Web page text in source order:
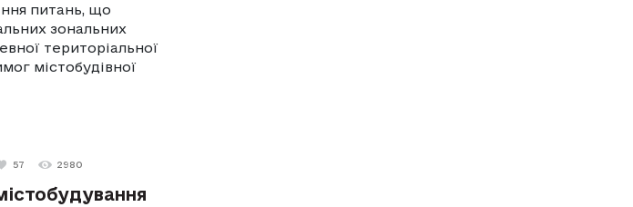
питань, що
зональних
територіальної
містобудівної
57 2980